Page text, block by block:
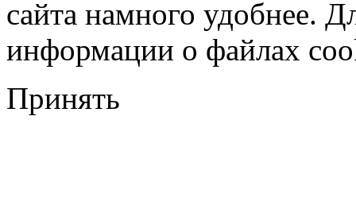
сайта намного удобнее.
информации о файлах
Принять